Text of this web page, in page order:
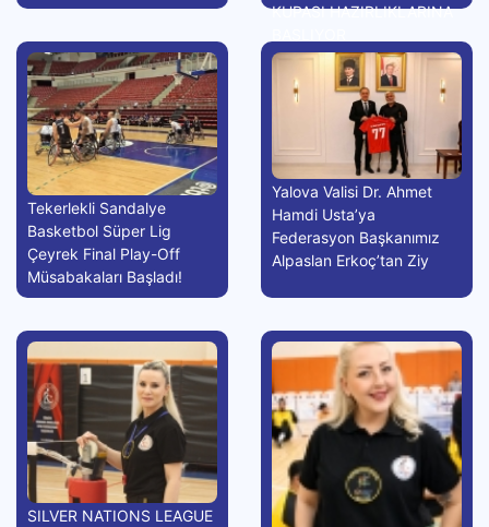
KUPASI HAZIRLIKLARINA
Tekerlekli Sandalye
Basketbol Süper Lig
Çeyrek Final Play-Off
Müsabakaları Başladı!
Yalova Valisi Dr. Ahmet
Hamdi Usta’ya
Federasyon Başkanımız
Alpaslan Erkoç’tan Ziy
SILVER NATIONS LEAGUE